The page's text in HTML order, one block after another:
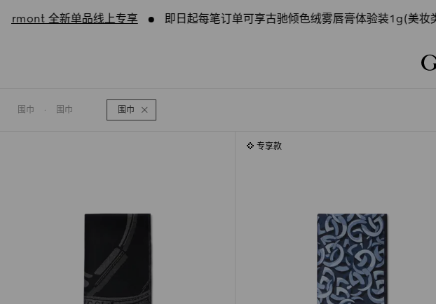
围巾 · 围巾 围巾
专享款
专享款
全新单品线上专享 即日起每笔订单可享古驰倾色绒雾唇膏体验装1g(美妆类订